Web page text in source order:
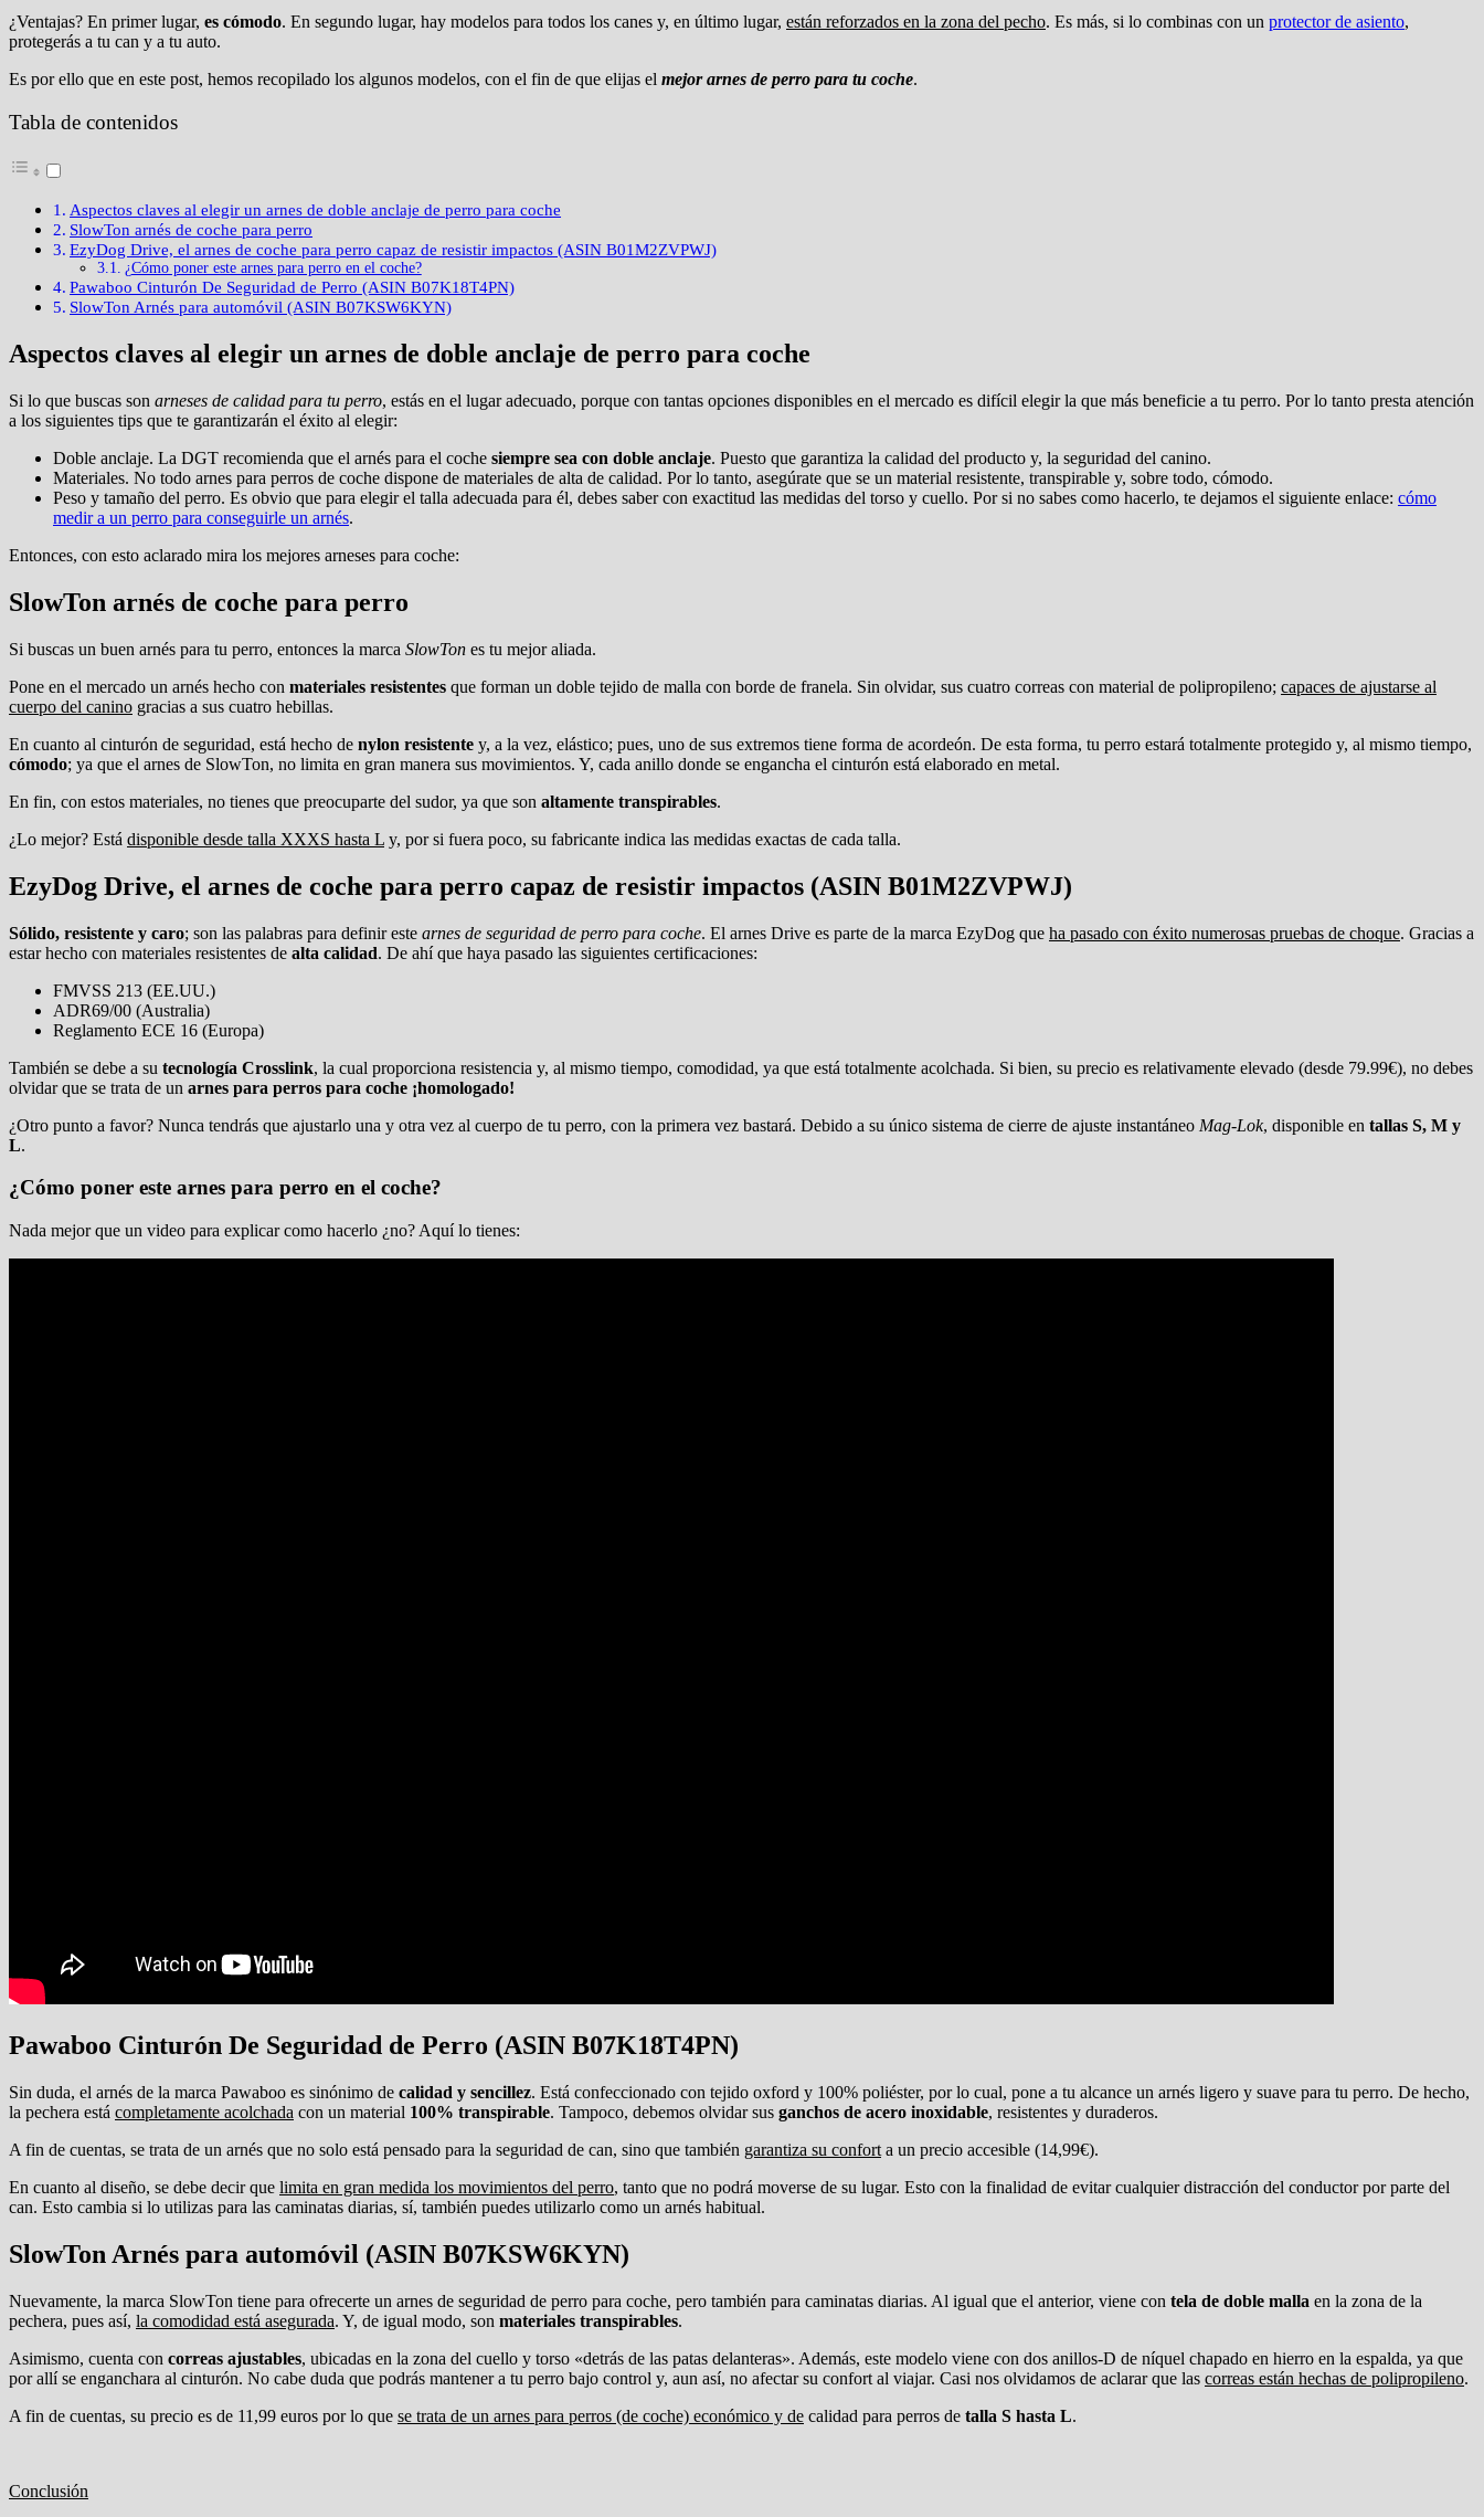
¿Ventajas? En primer lugar, es cómodo. En segundo lugar, hay modelos para todos los canes y, en último lugar, están reforzados en la zona del pecho. Es más, si lo combinas con un protector de asiento,
protegerás a tu can y a tu auto.
Es por ello que en este post, hemos recopilado los algunos modelos, con el fin de que elijas el mejor arnes de perro para tu coche.
Tabla de contenidos
Aspectos claves al elegir un arnes de doble anclaje de perro para coche
SlowTon arnés de coche para perro
EzyDog Drive, el arnes de coche para perro capaz de resistir impactos (ASIN B01M2ZVPWJ)
¿Cómo poner este arnes para perro en el coche?
Pawaboo Cinturón De Seguridad de Perro (ASIN B07K18T4PN)
SlowTon Arnés para automóvil (ASIN B07KSW6KYN)
Aspectos claves al elegir un arnes de doble anclaje de perro para coche
Si lo que buscas son arneses de calidad para tu perro, estás en el lugar adecuado, porque con tantas opciones disponibles en el mercado es difícil elegir la que más beneficie a tu perro. Por lo tanto presta atención
a los siguientes tips que te garantizarán el éxito al elegir:
Doble anclaje. La DGT recomienda que el arnés para el coche siempre sea con doble anclaje. Puesto que garantiza la calidad del producto y, la seguridad del canino.
Materiales. No todo arnes para perros de coche dispone de materiales de alta de calidad. Por lo tanto, asegúrate que se un material resistente, transpirable y, sobre todo, cómodo.
Peso y tamaño del perro. Es obvio que para elegir el talla adecuada para él, debes saber con exactitud las medidas del torso y cuello. Por si no sabes como hacerlo, te dejamos el siguiente enlace: cómo
medir a un perro para conseguirle un arnés.
Entonces, con esto aclarado mira los mejores arneses para coche:
SlowTon arnés de coche para perro
Si buscas un buen arnés para tu perro, entonces la marca SlowTon es tu mejor aliada.
Pone en el mercado un arnés hecho con materiales resistentes que forman un doble tejido de malla con borde de franela. Sin olvidar, sus cuatro correas con material de polipropileno; capaces de ajustarse al
cuerpo del canino gracias a sus cuatro hebillas.
En cuanto al cinturón de seguridad, está hecho de nylon resistente y, a la vez, elástico; pues, uno de sus extremos tiene forma de acordeón. De esta forma, tu perro estará totalmente protegido y, al mismo tiempo,
cómodo; ya que el arnes de SlowTon, no limita en gran manera sus movimientos. Y, cada anillo donde se engancha el cinturón está elaborado en metal.
En fin, con estos materiales, no tienes que preocuparte del sudor, ya que son altamente transpirables.
¿Lo mejor? Está disponible desde talla XXXS hasta L y, por si fuera poco, su fabricante indica las medidas exactas de cada talla.
EzyDog Drive, el arnes de coche para perro capaz de resistir impactos (ASIN B01M2ZVPWJ)
Sólido, resistente y caro; son las palabras para definir este arnes de seguridad de perro para coche. El arnes Drive es parte de la marca EzyDog que ha pasado con éxito numerosas pruebas de choque. Gracias a
estar hecho con materiales resistentes de alta calidad. De ahí que haya pasado las siguientes certificaciones:
FMVSS 213 (EE.UU.)
ADR69/00 (Australia)
Reglamento ECE 16 (Europa)
También se debe a su tecnología Crosslink, la cual proporciona resistencia y, al mismo tiempo, comodidad, ya que está totalmente acolchada. Si bien, su precio es relativamente elevado (desde 79.99€), no debes
olvidar que se trata de un arnes para perros para coche ¡homologado!
¿Otro punto a favor? Nunca tendrás que ajustarlo una y otra vez al cuerpo de tu perro, con la primera vez bastará. Debido a su único sistema de cierre de ajuste instantáneo Mag-Lok, disponible en tallas S, M y
L.
¿Cómo poner este arnes para perro en el coche?
Nada mejor que un video para explicar como hacerlo ¿no? Aquí lo tienes:
Pawaboo Cinturón De Seguridad de Perro (ASIN B07K18T4PN)
Sin duda, el arnés de la marca Pawaboo es sinónimo de calidad y sencillez. Está confeccionado con tejido oxford y 100% poliéster, por lo cual, pone a tu alcance un arnés ligero y suave para tu perro. De hecho,
la pechera está completamente acolchada con un material 100% transpirable. Tampoco, debemos olvidar sus ganchos de acero inoxidable, resistentes y duraderos.
A fin de cuentas, se trata de un arnés que no solo está pensado para la seguridad de can, sino que también garantiza su confort a un precio accesible (14,99€).
En cuanto al diseño, se debe decir que limita en gran medida los movimientos del perro, tanto que no podrá moverse de su lugar. Esto con la finalidad de evitar cualquier distracción del conductor por parte del
can. Esto cambia si lo utilizas para las caminatas diarias, sí, también puedes utilizarlo como un arnés habitual.
SlowTon Arnés para automóvil (ASIN B07KSW6KYN)
Nuevamente, la marca SlowTon tiene para ofrecerte un arnes de seguridad de perro para coche, pero también para caminatas diarias. Al igual que el anterior, viene con tela de doble malla en la zona de la
pechera, pues así, la comodidad está asegurada. Y, de igual modo, son materiales transpirables.
Asimismo, cuenta con correas ajustables, ubicadas en la zona del cuello y torso «detrás de las patas delanteras». Además, este modelo viene con dos anillos-D de níquel chapado en hierro en la espalda, ya que
por allí se enganchara al cinturón. No cabe duda que podrás mantener a tu perro bajo control y, aun así, no afectar su confort al viajar. Casi nos olvidamos de aclarar que las correas están hechas de polipropileno.
A fin de cuentas, su precio es de 11,99 euros por lo que se trata de un arnes para perros (de coche) económico y de calidad para perros de talla S hasta L.
Conclusión